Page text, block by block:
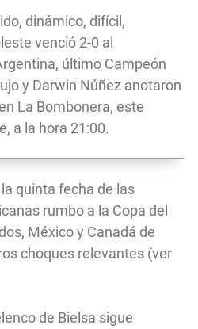
dinámico, difícil,
venció 2-0 al
último Campeón
y Darwin Núñez anotaron
La Bombonera, este
a la hora 21:00.
quinta fecha de las
rumbo a la Copa del
México y Canadá de
choques relevantes (ver
de Bielsa sigue